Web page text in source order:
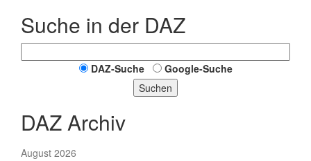
Suche in der DAZ
DAZ-Suche
Google-Suche
Suchen
DAZ Archiv
August 2026